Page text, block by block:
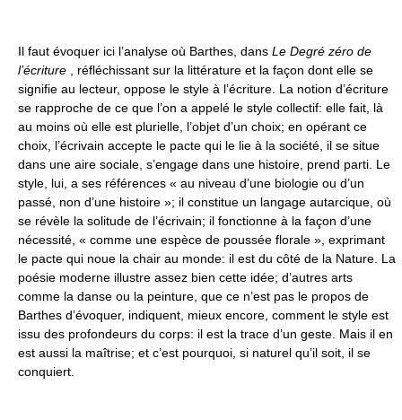
Il faut évoquer ici l’analyse où Barthes, dans Le Degré zéro de
l’écriture , réfléchissant sur la littérature et la façon dont elle se
signifie au lecteur, oppose le style à l’écriture. La notion d’écriture
se rapproche de ce que l’on a appelé le style collectif: elle fait, là
au moins où elle est plurielle, l’objet d’un choix; en opérant ce
choix, l’écrivain accepte le pacte qui le lie à la société, il se situe
dans une aire sociale, s’engage dans une histoire, prend parti. Le
style, lui, a ses références « au niveau d’une biologie ou d’un
passé, non d’une histoire »; il constitue un langage autarcique, où
se révèle la solitude de l’écrivain; il fonctionne à la façon d’une
nécessité, « comme une espèce de poussée florale », exprimant
le pacte qui noue la chair au monde: il est du côté de la Nature. La
poésie moderne illustre assez bien cette idée; d’autres arts
comme la danse ou la peinture, que ce n’est pas le propos de
Barthes d’évoquer, indiquent, mieux encore, comment le style est
issu des profondeurs du corps: il est la trace d’un geste. Mais il en
est aussi la maîtrise; et c’est pourquoi, si naturel qu’il soit, il se
conquiert.